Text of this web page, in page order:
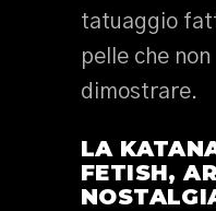
tatuaggio
pelle che
dimostrare.
LA
FETISH,